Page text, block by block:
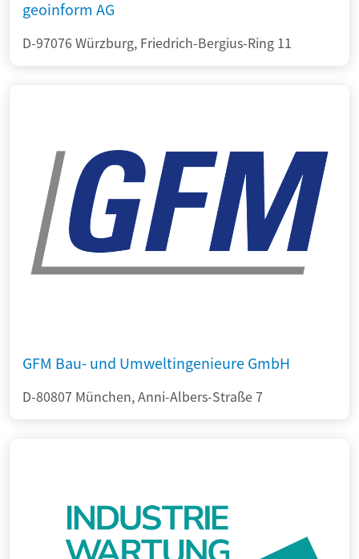
geoinform AG
D-97076 Würzburg, Friedrich-Bergius-Ring 11
GFM Bau- und Umweltingenieure GmbH
D-80807 München, Anni-Albers-Straße 7